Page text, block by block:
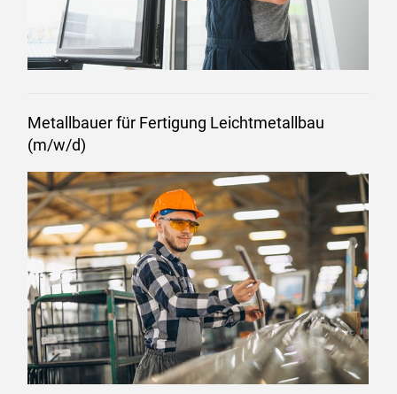
Metallbauer für Fertigung Leichtmetallbau
(m/w/d)